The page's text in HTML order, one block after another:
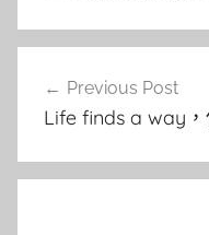
覽
Previous Post
Life finds a way